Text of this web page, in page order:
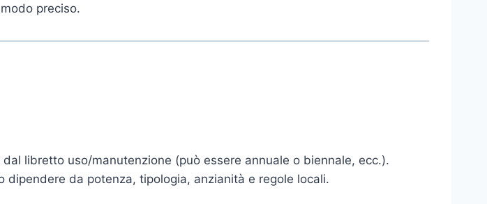
preciso.
libretto uso/manutenzione (può essere annuale o biennale, ecc.).
dipendere da potenza, tipologia, anzianità e regole locali.